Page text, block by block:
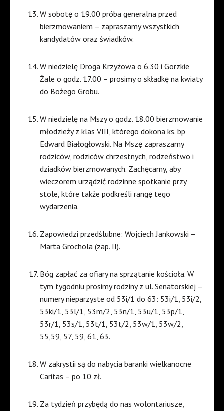
W sobotę o 19.00 próba generalna przed
bierzmowaniem – zapraszamy wszystkich
kandydatów oraz świadków.
W niedzielę Droga Krzyżowa o 6.30 i Gorzkie
Żale o godz. 17.00 – prosimy o składkę na kwiaty
do Bożego Grobu.
W niedzielę na Mszy o godz. 18.00 bierzmowanie
młodzieży z klas VIII, którego dokona ks. bp
Edward Białogłowski. Na Mszę zapraszamy
rodziców, rodziców chrzestnych, rodzeństwo i
dziadków bierzmowanych. Zachęcamy, aby
wieczorem urządzić rodzinne spotkanie przy
stole, które także podkreśli rangę tego
wydarzenia.
Zapowiedzi przedślubne: Wojciech Jankowski –
Marta Grochola (zap. II).
Bóg zapłać za ofiary na sprzątanie kościoła. W
tym tygodniu prosimy rodziny z ul. Senatorskiej –
numery nieparzyste od 53i/1 do 63: 53i/1, 53i/2,
53ki/1, 53l/1, 53m/2, 53n/1, 53u/1, 53p/1,
53r/1, 53s/1, 53t/1, 53t/2, 53w/1, 53w/2,
55,59, 57, 59, 61, 63.
W zakrystii są do nabycia baranki wielkanocne
Caritas – po 10 zł.
Za tydzień przybędą do nas wolontariusze,